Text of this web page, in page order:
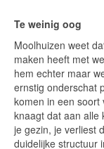
Te weinig oog
Moolhuizen weet
maken heeft met
hem echter maar
ernstig onderschat
komen in een soort
knaagt dat aan alle
je gezin, je verliest
duidelijke structuur